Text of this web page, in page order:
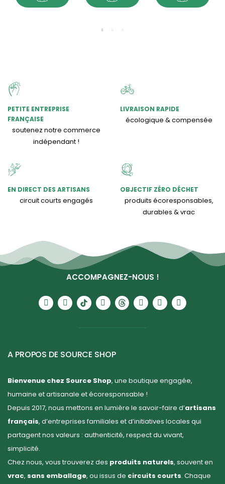
PETITE ENTREPRISE
FRANÇAISE
soutenez notre commerce
indépendant !
LIVRAISON RAPIDE
écologique & compensée
EN DIRECT DES ARTISANS
circuit courts engagés
OBJECTIF ZÉRO DÉCHET
produits écoresponsables,
durables & vrac
ACCOMPAGNEZ-NOUS !
A PROPOS DE SOURCE SHOP
Bienvenue chez Source Shop, une boutique engagée,
humaine et artisanale et écoresponsable !
Depuis 2017, nous mettons en lumière le savoir-faire d’artisans
français, d’entreprises familiales et d’initiatives locales qui
partagent nos valeurs : authenticité, respect du vivant,
simplicité.
Chez nous, vous trouverez des produits naturels, souvent en
vrac, sans emballage, ou issus de circuits courts. Chaque